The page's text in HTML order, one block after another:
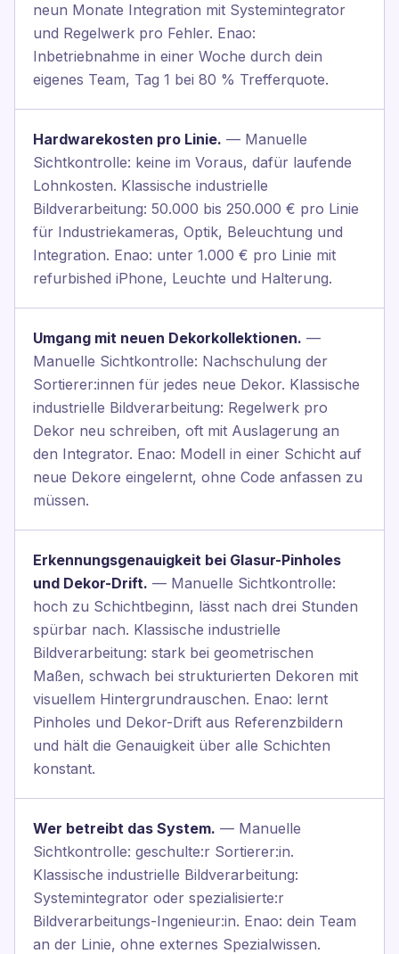
neun Monate Integration mit Systemintegrator
und Regelwerk pro Fehler. Enao:
Inbetriebnahme in einer Woche durch dein
eigenes Team, Tag 1 bei 80 % Trefferquote.
Hardwarekosten pro Linie. — Manuelle
Sichtkontrolle: keine im Voraus, dafür laufende
Lohnkosten. Klassische industrielle
Bildverarbeitung: 50.000 bis 250.000 € pro Linie
für Industriekameras, Optik, Beleuchtung und
Integration. Enao: unter 1.000 € pro Linie mit
refurbished iPhone, Leuchte und Halterung.
Umgang mit neuen Dekorkollektionen. —
Manuelle Sichtkontrolle: Nachschulung der
Sortierer:innen für jedes neue Dekor. Klassische
industrielle Bildverarbeitung: Regelwerk pro
Dekor neu schreiben, oft mit Auslagerung an
den Integrator. Enao: Modell in einer Schicht auf
neue Dekore eingelernt, ohne Code anfassen zu
müssen.
Erkennungsgenauigkeit bei Glasur-Pinholes
und Dekor-Drift. — Manuelle Sichtkontrolle:
hoch zu Schichtbeginn, lässt nach drei Stunden
spürbar nach. Klassische industrielle
Bildverarbeitung: stark bei geometrischen
Maßen, schwach bei strukturierten Dekoren mit
visuellem Hintergrundrauschen. Enao: lernt
Pinholes und Dekor-Drift aus Referenzbildern
und hält die Genauigkeit über alle Schichten
konstant.
Wer betreibt das System. — Manuelle
Sichtkontrolle: geschulte:r Sortierer:in.
Klassische industrielle Bildverarbeitung:
Systemintegrator oder spezialisierte:r
Bildverarbeitungs-Ingenieur:in. Enao: dein Team
an der Linie, ohne externes Spezialwissen.